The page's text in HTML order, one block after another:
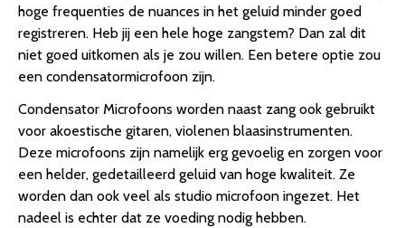
hoge frequenties de nuances in het geluid minder goed
registreren. Heb jij een hele hoge zangstem? Dan zal dit
niet goed uitkomen als je zou willen. Een betere optie zou
een condensatormicrofoon zijn.
Condensator Microfoons worden naast zang ook gebruikt
voor akoestische gitaren, violenen blaasinstrumenten.
Deze microfoons zijn namelijk erg gevoelig en zorgen voor
een helder, gedetailleerd geluid van hoge kwaliteit. Ze
worden dan ook veel als studio microfoon ingezet. Het
nadeel is echter dat ze voeding nodig hebben.